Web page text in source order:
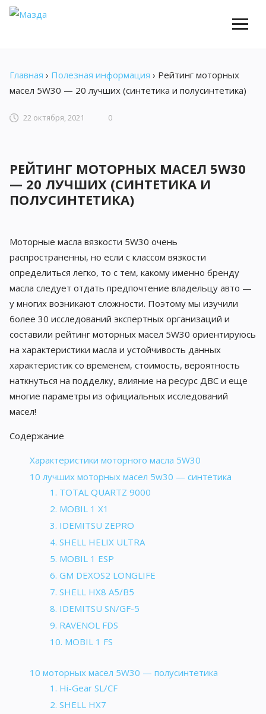
Главная › Полезная информация › Рейтинг моторных
масел 5W30 — 20 лучших (синтетика и полусинтетика)
22 октября, 2021 0
РЕЙТИНГ МОТОРНЫХ МАСЕЛ 5W30
— 20 ЛУЧШИХ (СИНТЕТИКА И
ПОЛУСИНТЕТИКА)
Моторные масла вязкости 5W30 очень
распространенны, но если с классом вязкости
определиться легко, то с тем, какому именно бренду
масла следует отдать предпочтение владельцу авто —
у многих возникают сложности. Поэтому мы изучили
более 30 исследований экспертных организаций и
составили рейтинг моторных масел 5W30 ориентируюсь
на характеристики масла и устойчивость данных
характеристик со временем, стоимость, вероятность
наткнуться на подделку, влияние на ресурс ДВС и еще
многие параметры из официальных исследований
масел!
Содержание
Характеристики моторного масла 5W30
10 лучших моторных масел 5w30 — синтетика
1. TOTAL QUARTZ 9000
2. MOBIL 1 X1
3. IDEMITSU ZEPRO
4. SHELL HELIX ULTRA
5. MOBIL 1 ESP
6. GM DEXOS2 LONGLIFE
7. SHELL HX8 A5/B5
8. IDEMITSU SN/GF-5
9. RAVENOL FDS
10. MOBIL 1 FS
10 моторных масел 5W30 — полусинтетика
1. Hi-Gear SL/CF
2. SHELL HX7